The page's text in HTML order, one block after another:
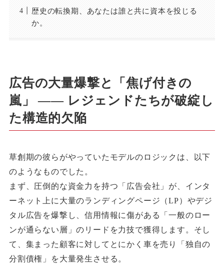
歴史の転換期、あなたは誰と共に資本を投じる
か。
広告の大量爆撃と「焦げ付きの
嵐」 ―― レジェンドたちが破綻し
た構造的欠陥
草創期の彼らがやっていたモデルのロジックは、以下
のようなものでした。
まず、圧倒的な資金力を持つ「広告会社」が、インタ
ーネット上に大量のランディングページ（LP）やデジ
タル広告を爆撃し、信用情報に傷がある「一般のロー
ンが通らない層」のリードを力技で獲得します。そし
て、集まった顧客に対してとにかく車を売り「独自の
分割債権」を大量発生させる。